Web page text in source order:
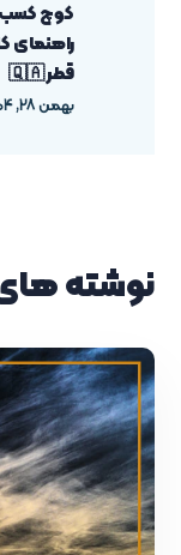
کوچ کسب و
راهنمای
قطر 🇶🇦
بهمن ۲۸, ۱۴۰۴
نوشته